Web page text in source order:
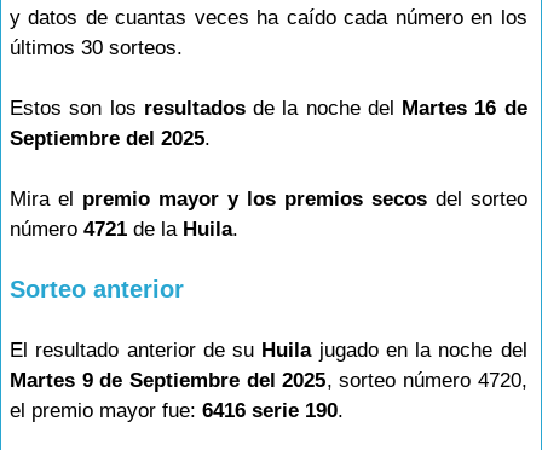
y datos de cuantas veces ha caído cada número en los
últimos 30 sorteos.
Estos son los resultadosde la noche del Martes 16 de
Septiembre del 2025.
Mira el premio mayor y los premios secosdel sorteo
número 4721 de la Huila.
Sorteo anterior
El resultado anterior de su Huilajugado en la noche del
Martes 9 de Septiembre del 2025, sorteo número 4720,
el premio mayor fue: 6416 serie 190.